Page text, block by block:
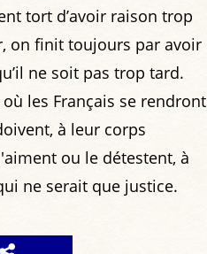
tort d’avoir raison trop
on finit toujours par avoir
ne soit pas trop tard.
les Français se rendront
à leur corps
ou le détestent, à
ne serait que justice.